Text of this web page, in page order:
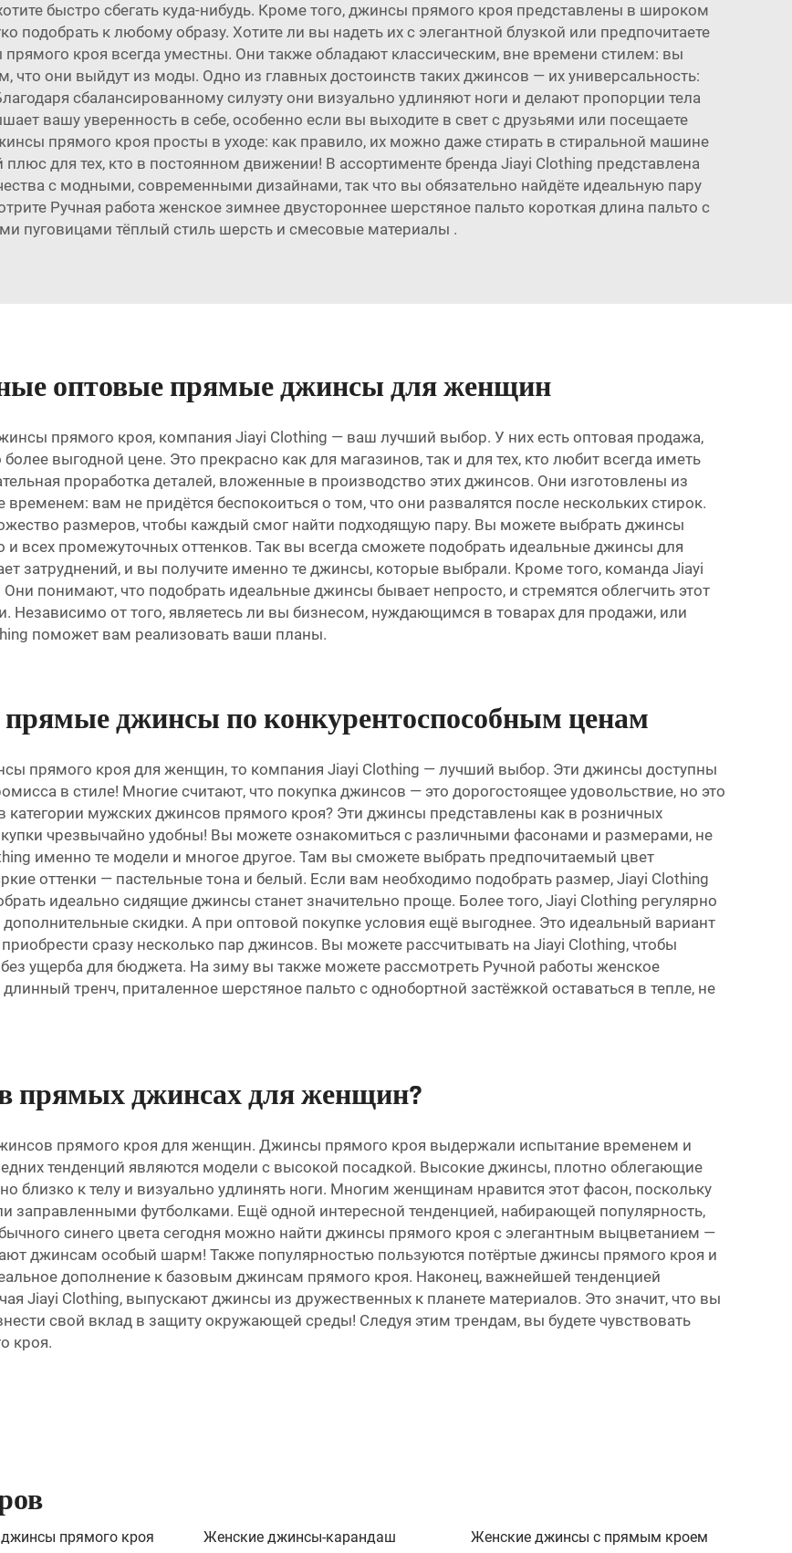
быстро сбегать куда-нибудь. Кроме того, джинсы прямого кроя представлены в широком
подобрать к любому образу. Хотите ли вы надеть их с элегантной блузкой или предпочитаете
кроя всегда уместны. Они также обладают классическим, вне времени стилем: вы
что они выйдут из моды. Одно из главных достоинств таких джинсов — их универсальность:
сбалансированному силуэту они визуально удлиняют ноги и делают пропорции тела
вашу уверенность в себе, особенно если вы выходите в свет с друзьями или посещаете
прямого кроя просты в уходе: как правило, их можно даже стирать в стиральной машине
для тех, кто в постоянном движении! В ассортименте бренда Jiayi Clothing представлена
с модными, современными дизайнами, так что вы обязательно найдёте идеальную пару
Ручная работа женское зимнее двустороннее шерстяное пальто короткая длина пальто с
пуговицами тёплый стиль шерсть и смесовые материалы .
оптовые прямые джинсы для женщин
прямого кроя, компания Jiayi Clothing — ваш лучший выбор. У них есть оптовая продажа,
выгодной цене. Это прекрасно как для магазинов, так и для тех, кто любит всегда иметь
проработка деталей, вложенные в производство этих джинсов. Они изготовлены из
вам не придётся беспокоиться о том, что они развалятся после нескольких стирок.
размеров, чтобы каждый смог найти подходящую пару. Вы можете выбрать джинсы
и всех промежуточных оттенков. Так вы всегда сможете подобрать идеальные джинсы для
затруднений, и вы получите именно те джинсы, которые выбрали. Кроме того, команда Jiayi
понимают, что подобрать идеальные джинсы бывает непросто, и стремятся облегчить этот
Независимо от того, являетесь ли вы бизнесом, нуждающимся в товарах для продажи, или
поможет вам реализовать ваши планы.
джинсы по конкурентоспособным ценам
прямого кроя для женщин, то компания Jiayi Clothing — лучший выбор. Эти джинсы доступны
в стиле! Многие считают, что покупка джинсов — это дорогостоящее удовольствие, но это
категории мужских джинсов прямого кроя? Эти джинсы представлены как в розничных
чрезвычайно удобны! Вы можете ознакомиться с различными фасонами и размерами, не
именно те модели и многое другое. Там вы сможете выбрать предпочитаемый цвет
оттенки — пастельные тона и белый. Если вам необходимо подобрать размер, Jiayi Clothing
идеально сидящие джинсы станет значительно проще. Более того, Jiayi Clothing регулярно
скидки. А при оптовой покупке условия ещё выгоднее. Это идеальный вариант
сразу несколько пар джинсов. Вы можете рассчитывать на Jiayi Clothing, чтобы
ущерба для бюджета. На зиму вы также можете рассмотреть Ручной работы женское
тренч, приталенное шерстяное пальто с однобортной застёжкой оставаться в тепле, не
прямых джинсах для женщин?
прямого кроя для женщин. Джинсы прямого кроя выдержали испытание временем и
тенденций являются модели с высокой посадкой. Высокие джинсы, плотно облегающие
близко к телу и визуально удлинять ноги. Многим женщинам нравится этот фасон, поскольку
заправленными футболками. Ещё одной интересной тенденцией, набирающей популярность,
синего цвета сегодня можно найти джинсы прямого кроя с элегантным выцветанием —
джинсам особый шарм! Также популярностью пользуются потёртые джинсы прямого кроя и
дополнение к базовым джинсам прямого кроя. Наконец, важнейшей тенденцией
Jiayi Clothing, выпускают джинсы из дружественных к планете материалов. Это значит, что вы
свой вклад в защиту окружающей среды! Следуя этим трендам, вы будете чувствовать
кроя.
прямого кроя Женские джинсы-карандаш
Женские джинсы с прямым кроем